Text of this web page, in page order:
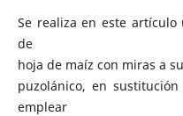
Se realiza en este artículo
de
hoja de maíz con miras a
puzolánico, en
emplear